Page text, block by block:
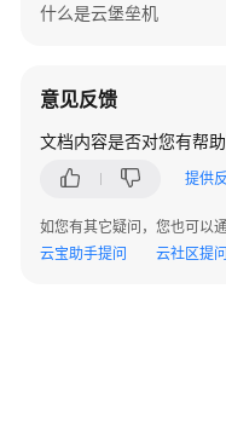
实
API
考
什么是云堡垒机
意见反馈
文档内容是否对您有帮助
提供
如您有其它疑问，您也可以
云宝助手提问
云社区提问